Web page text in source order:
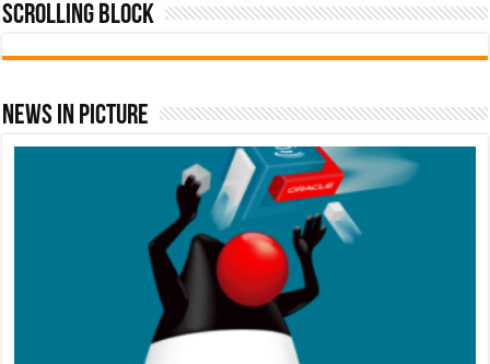
Scrolling Block
News In Picture